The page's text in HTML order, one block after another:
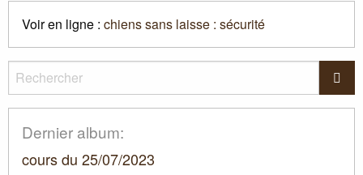
Voir en ligne : chiens sans laisse : sécurité
Rechercher
Dernier album:
cours du 25/07/2023